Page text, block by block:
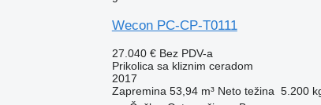
Wecon PC-CP-T0111
27.040 € Bez PDV-a
Prikolica sa kliznim ceradom
2017
Zapremina 53,94 m³ Neto težina 5.200